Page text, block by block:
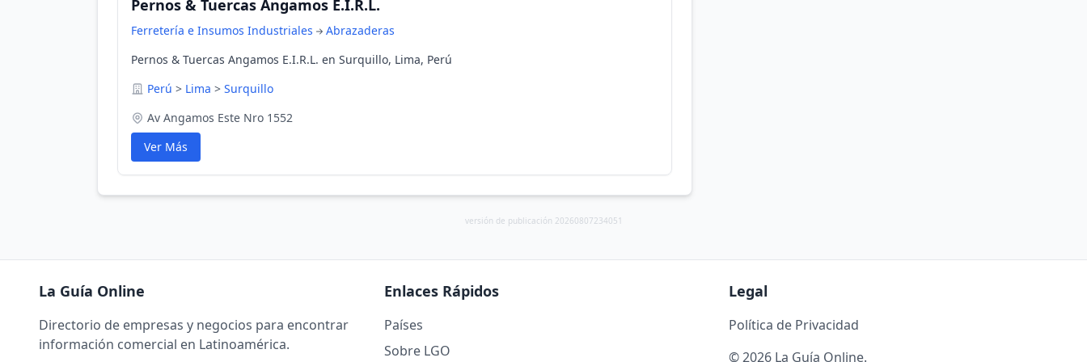
Pernos & Tuercas Angamos E.I.R.L.
Ferretería e Insumos Industriales
Abrazaderas
Pernos & Tuercas Angamos E.I.R.L. en Surquillo, Lima, Perú
Perú > Lima > Surquillo
Av Angamos Este Nro 1552
Ver Más
versión de publicación 20260807234051
La Guía Online
Directorio de empresas y negocios para encontrar
información comercial en Latinoamérica.
Enlaces Rápidos
Países
Sobre LGO
Legal
Política de Privacidad
© 2026 La Guía Online.